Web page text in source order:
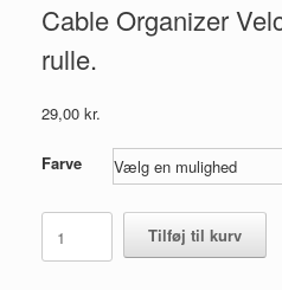
Cable Organizer
rulle.
29,00 kr.
Farve
Cable
Organizer
Velcro
Tilføj til kurv